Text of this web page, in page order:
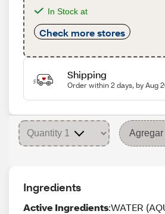
In Stock at
Check more stores
Shipping
Order within 2 days, by Aug
Ingredients
Active Ingredients:WATER